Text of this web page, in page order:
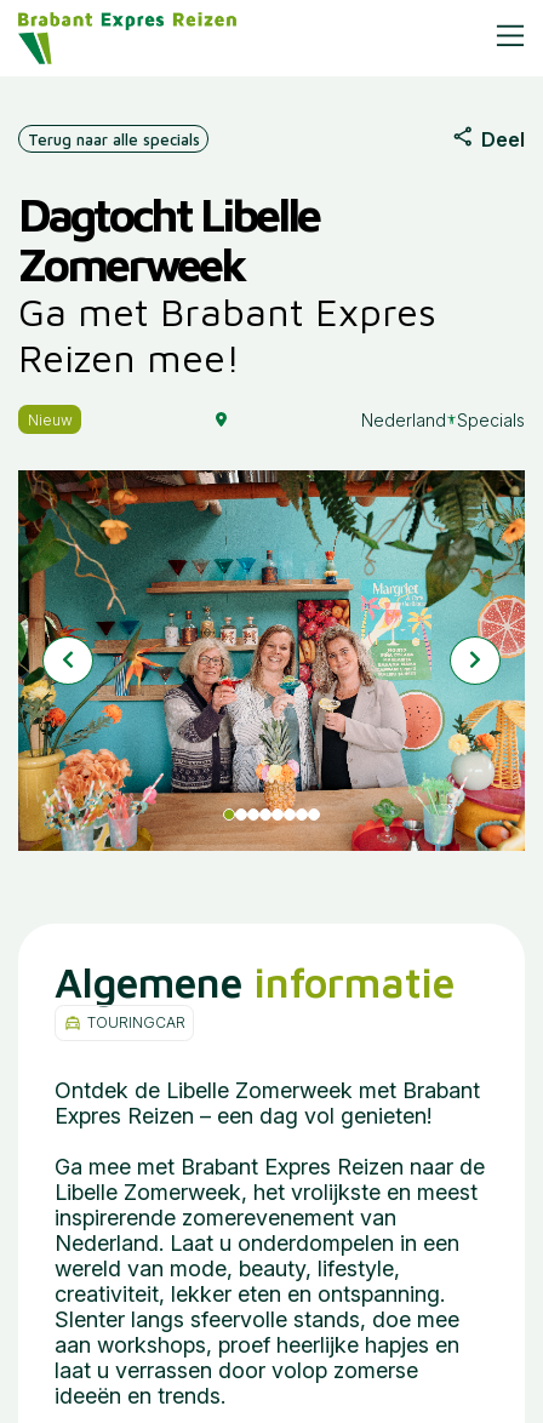
Terug naar alle specials Deel
Dagtocht Libelle
Zomerweek
Ga met Brabant Expres
Reizen mee!
Nieuw Nederland Specials
Algemene informatie
TOURINGCAR
Ontdek de Libelle Zomerweek met Brabant
Expres Reizen – een dag vol genieten!
Ga mee met Brabant Expres Reizen naar de
Libelle Zomerweek, het vrolijkste en meest
inspirerende zomerevenement van
Nederland. Laat u onderdompelen in een
wereld van mode, beauty, lifestyle,
creativiteit, lekker eten en ontspanning.
Slenter langs sfeervolle stands, doe mee
aan workshops, proef heerlijke hapjes en
laat u verrassen door volop zomerse
ideeën en trends.